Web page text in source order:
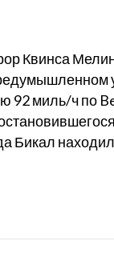
Квинса
92 миль/ч по
Бикал